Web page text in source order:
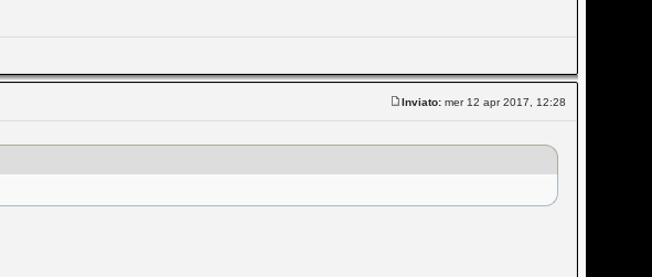
Inviato: mer 12 apr 2017, 12:28